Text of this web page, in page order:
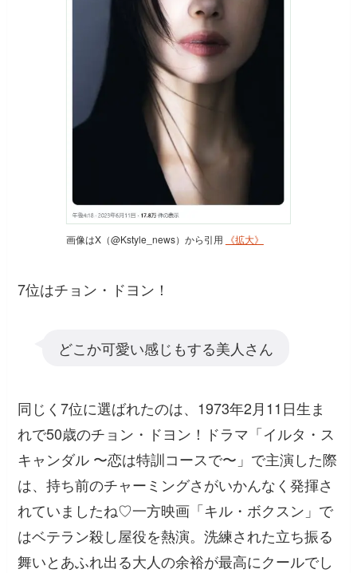
画像はX（@Kstyle_news）から引用 《拡大》
7位はチョン・ドヨン！
どこか可愛い感じもする美人さん
同じく7位に選ばれたのは、1973年2月11日生ま
れで50歳のチョン・ドヨン！ドラマ「イルタ・ス
キャンダル 〜恋は特訓コースで〜」で主演した際
は、持ち前のチャーミングさがいかんなく発揮さ
れていましたね♡一方映画「キル・ボクスン」で
はベテラン殺し屋役を熱演。洗練された立ち振る
舞いとあふれ出る大人の余裕が最高にクールでし